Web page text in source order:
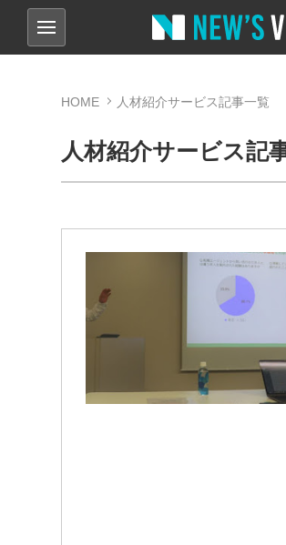
HOME 人材紹介サービス記事一覧
人材紹介サービス記